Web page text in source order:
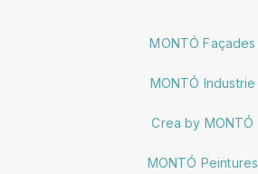
MONTÓ Façades
MONTÓ Industrie
Crea by MONTÓ
MONTÓ Peintures